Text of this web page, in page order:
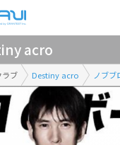
ラブ Destiny acro ノブブ
acro